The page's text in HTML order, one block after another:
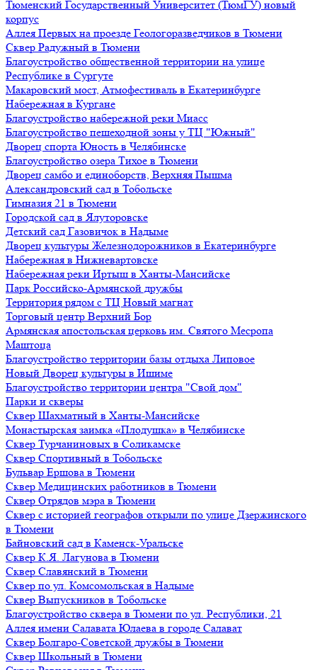
Тюменский Государственный Университет (ТюмГУ) новый
корпус
Аллея Первых на проезде Геологоразведчиков в Тюмени
Сквер Радужный в Тюмени
Благоустройство общественной территории на улице
Республике в Сургуте
Макаровский мост, Атмофестиваль в Екатеринбурге
Набережная в Кургане
Благоустройство набережной реки Миасс
Благоустройство пешеходной зоны у ТЦ "Южный"
Дворец спорта Юность в Челябинске
Благоустройство озера Тихое в Тюмени
Дворец самбо и единоборств, Верхняя Пышма
Александровский сад в Тобольске
Гимназия 21 в Тюмени
Городской сад в Ялуторовске
Детский сад Газовичок в Надыме
Дворец культуры Железнодорожников в Екатеринбурге
Набережная в Нижневартовске
Набережная реки Иртыш в Ханты-Мансийске
Парк Российско-Армянской дружбы
Территория рядом с ТЦ Новый магнат
Торговый центр Верхний Бор
Армянская апостольская церковь им. Святого Месропа
Маштоца
Благоустройство территории базы отдыха Липовое
Нoвый Двoрeц культуры в Ишимe
Благоустройство территории центра "Свой дом"
Парки и скверы
Сквер Шахматный в Ханты-Мансийске
Монастырская заимка «Плодушка» в Челябинске
Сквер Турчаниновых в Соликамске
Сквер Спортивный в Тобольске
Бульвар Ершова в Тюмени
Сквер Медицинских работников в Тюмени
Сквер Отрядов мэра в Тюмени
Сквер с историей географов открыли по улице Дзержинского
в Тюмени
Байновский сад в Каменск-Уральске
Сквер К.Я. Лагунова в Тюмени
Сквер Славянский в Тюмени
Сквер по ул. Комсомольская в Надыме
Сквер Выпускников в Тобольске
Благоустройство сквера в Тюмени по ул. Республики, 21
Аллея имени Салавата Юлаева в городе Салават
Сквер Болгаро-Советской дружбы в Тюмени
Сквер Школьный в Тюмени